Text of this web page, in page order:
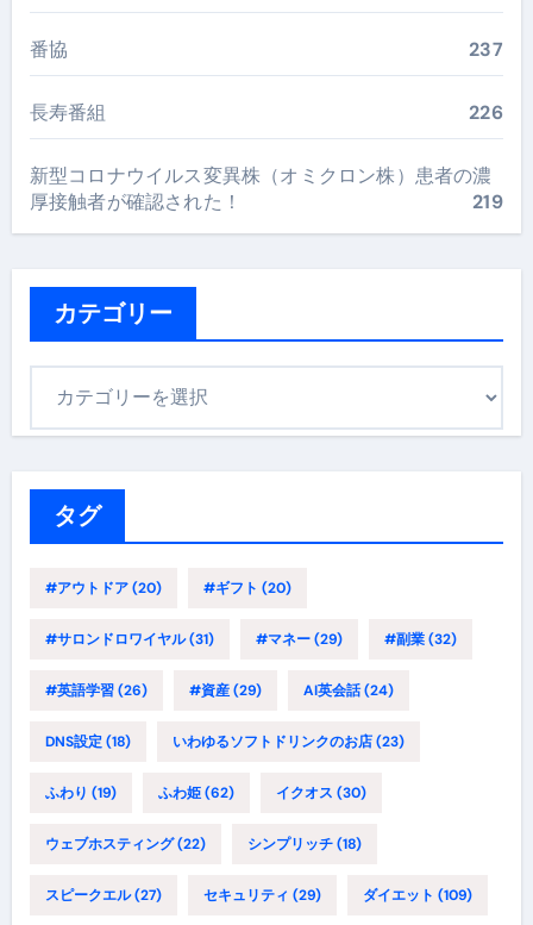
番協 237
長寿番組 226
新型コロナウイルス変異株（オミクロン株）患者の濃
厚接触者が確認された！
219
カテゴリー
タグ
#アウトドア(20) #ギフト (20)
#サロンドロワイヤル(31) #マネー(29) #副業(32)
#英語学習(26) #資産(29) AI英会話(24)
DNS設定(18) いわゆるソフトドリンクのお店(23)
ふわり (19) ふわ姫(62) イクオス (30)
ウェブホスティング(22) シンプリッチ(18)
スピークエル(27) セキュリティ (29) ダイエット (109)